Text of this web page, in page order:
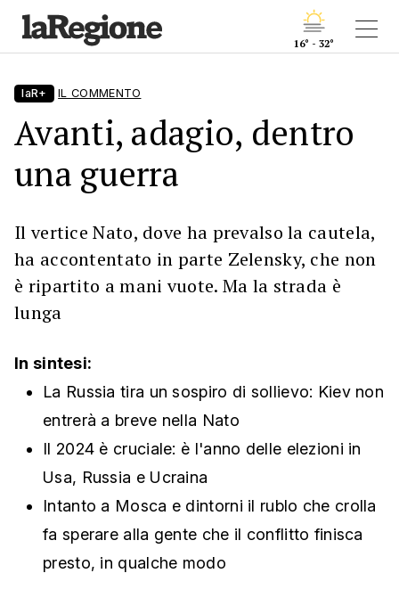
16° - 32°
laR+ IL COMMENTO
Avanti, adagio, dentro
una guerra
Il vertice Nato, dove ha prevalso la cautela,
ha accontentato in parte Zelensky, che non
è ripartito a mani vuote. Ma la strada è
lunga
In sintesi:
La Russia tira un sospiro di sollievo: Kiev non
entrerà a breve nella Nato
Il 2024 è cruciale: è l'anno delle elezioni in
Usa, Russia e Ucraina
Intanto a Mosca e dintorni il rublo che crolla
fa sperare alla gente che il conflitto finisca
presto, in qualche modo